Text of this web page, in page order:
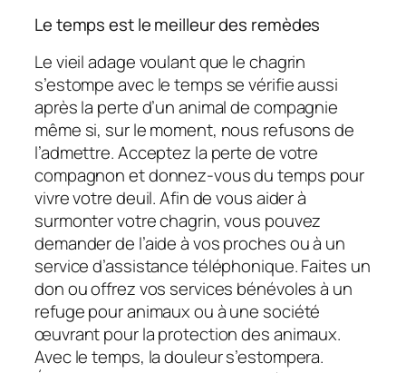
Le temps est le meilleur des remèdes
Le vieil adage voulant que le chagrin
s’estompe avec le temps se vérifie aussi
après la perte d’un animal de compagnie
même si, sur le moment, nous refusons de
l’admettre. Acceptez la perte de votre
compagnon et donnez-vous du temps pour
vivre votre deuil. Afin de vous aider à
surmonter votre chagrin, vous pouvez
demander de l’aide à vos proches ou à un
service d’assistance téléphonique. Faites un
don ou offrez vos services bénévoles à un
refuge pour animaux ou à une société
œuvrant pour la protection des animaux.
Avec le temps, la douleur s’estompera.